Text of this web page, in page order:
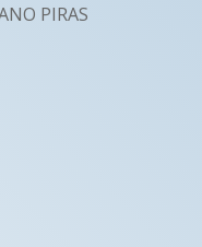
PIRAS